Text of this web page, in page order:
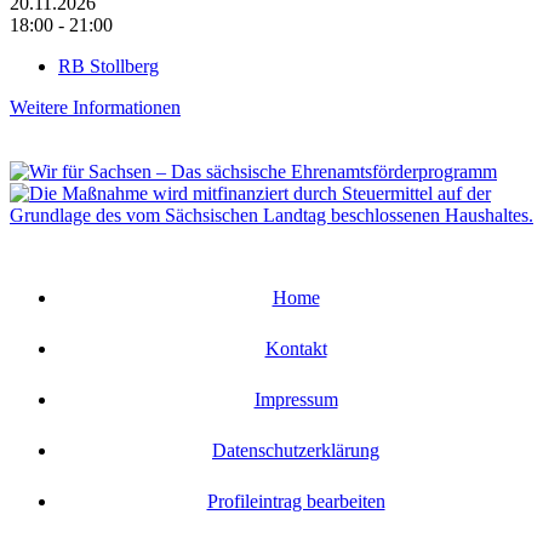
18:00 - 21:00
RB Stollberg
Weitere Informationen
Home
Kontakt
Impressum
Datenschutzerklärung
Profileintrag bearbeiten